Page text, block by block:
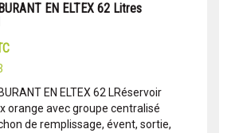
EN ELTEX 62 Litres
EN ELTEX 62 LRéservoir
orange avec groupe centralisé
de remplissage, évent, sortie,